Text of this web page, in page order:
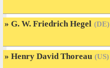
G. W. Friedrich Hegel (DE)
Henry David Thoreau (US)